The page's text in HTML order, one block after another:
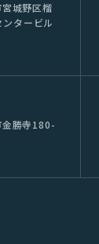
城野区榴
タービル
勝寺180-